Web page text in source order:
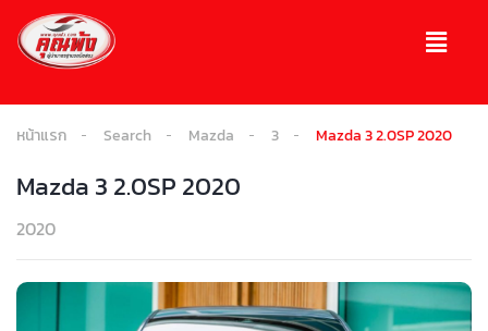
หน้าแรก Search Mazda 3 Mazda 3 2.0SP 2020
Mazda 3 2.0SP 2020
2020